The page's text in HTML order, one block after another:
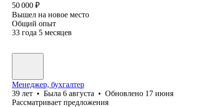
50 000 ₽
Вышел на новое место
Общий опыт
33 года 5 месяцев
Менеджер, бухгалтер
39 лет • Была 6 августа • Обновлено 17 июня
Рассматривает предложения